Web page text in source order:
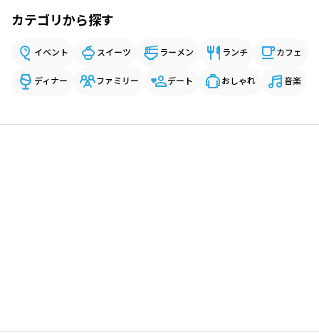
カテゴリから探す
イベント スイーツ ラーメン ランチ カフェ
ディナー ファミリー デート おしゃれ 音楽